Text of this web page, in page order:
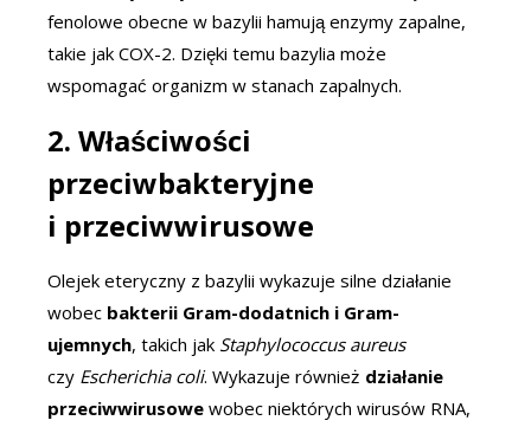
fenolowe obecne w bazylii hamują enzymy zapalne,
takie jak COX-2. Dzięki temu bazylia może
wspomagać organizm w stanach zapalnych.
2. Właściwości
przeciwbakteryjne
i przeciwwirusowe
Olejek eteryczny z bazylii wykazuje silne działanie
wobec bakterii Gram-dodatnich i Gram-
ujemnych, takich jak Staphylococcus aureus
czy Escherichia coli. Wykazuje również działanie
przeciwwirusowe wobec niektórych wirusów RNA,